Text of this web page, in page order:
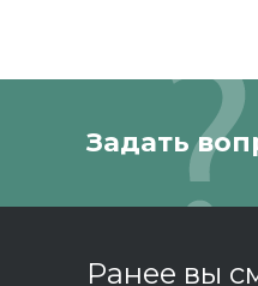
Задать
Ранее вы